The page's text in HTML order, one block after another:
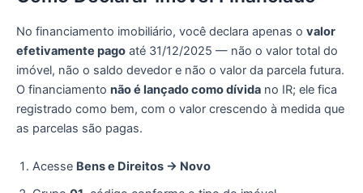
No financiamento imobiliário, você declara apenas o valor
efetivamente pago até 31/12/2025 — não o valor total do
imóvel, não o saldo devedor e não o valor da parcela futura.
O financiamento não é lançado como dívida no IR; ele fica
registrado como bem, com o valor crescendo à medida que
as parcelas são pagas.
Acesse Bens e Direitos → Novo